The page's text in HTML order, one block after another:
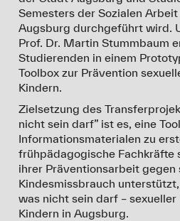
Semesters der Sozialen
Augsburg durchgeführt wird.
Prof. Dr. Martin Stummbaum
Studierenden in einem
Toolbox zur Prävention
Kindern.
Zielsetzung des
nicht sein darf” ist es, eine
Informationsmaterialen zu
frühpädagogische Fachkräfte
ihrer Präventionsarbeit gegen
Kindesmissbrauch
was nicht sein darf –
Kindern in Augsburg.